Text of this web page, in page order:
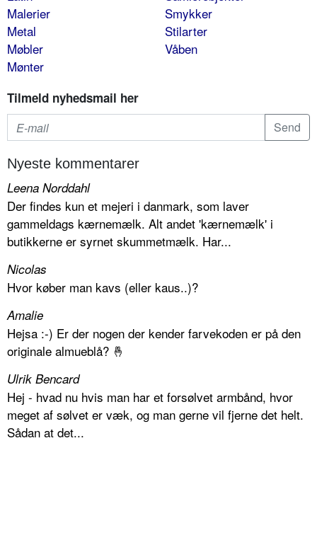
Malerier
Metal
Møbler
Mønter
Smykker
Stilarter
Våben
Tilmeld nyhedsmail her
Nyeste kommentarer
Leena Norddahl
Der findes kun et mejeri i danmark, som laver
gammeldags kærnemælk. Alt andet 'kærnemælk' i
butikkerne er syrnet skummetmælk. Har...
Nicolas
Hvor køber man kavs (eller kaus..)?
Amalie
Hejsa :-) Er der nogen der kender farvekoden er på den
originale almueblå? 🤞
Ulrik Bencard
Hej - hvad nu hvis man har et forsølvet armbånd, hvor
meget af sølvet er væk, og man gerne vil fjerne det helt.
Sådan at det...